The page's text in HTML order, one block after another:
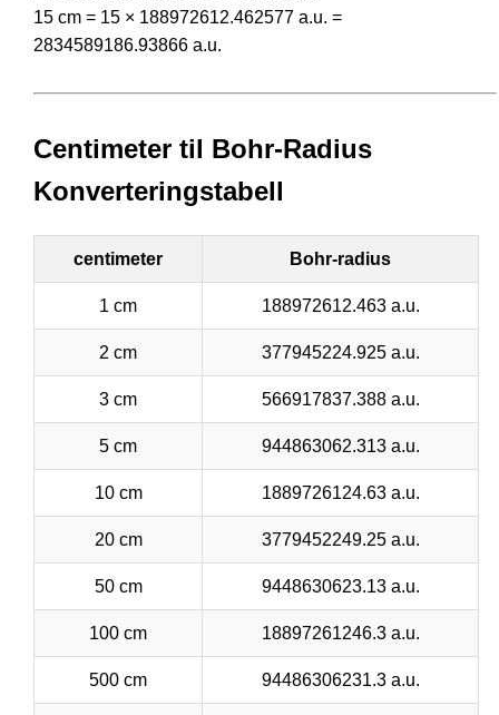
15 cm = 15 × 188972612.462577 a.u. =
2834589186.93866 a.u.
Centimeter til Bohr-Radius
Konverteringstabell
centimeter Bohr-radius
1 cm 188972612.463 a.u.
2 cm 377945224.925 a.u.
3 cm 566917837.388 a.u.
5 cm 944863062.313 a.u.
10 cm 1889726124.63 a.u.
20 cm 3779452249.25 a.u.
50 cm 9448630623.13 a.u.
100 cm 18897261246.3 a.u.
500 cm 94486306231.3 a.u.